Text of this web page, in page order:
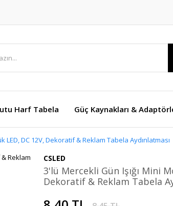
Harf Tabela Güç Kaynakları &
LED, DC 12V, Dekoratif & Reklam Tabela Aydınlatması
CSLED
3'lü Mercekli Gün Işığı Mini
Dekoratif & Reklam Tabela